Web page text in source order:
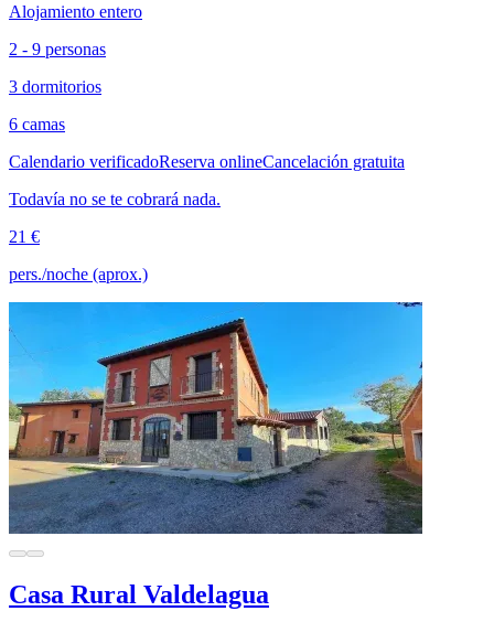
Alojamiento entero
2 - 9 personas
3 dormitorios
6 camas
Calendario verificadoReserva onlineCancelación gratuita
Todavía no se te cobrará nada.
21 €
pers./noche (aprox.)
Casa Rural Valdelagua